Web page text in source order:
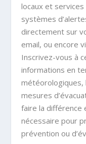
locaux et
systèmes
directement sur
email, ou encore
Inscrivez-vous à
informations en
météorologiques,
mesures
faire la différence
nécessaire pour
prévention ou